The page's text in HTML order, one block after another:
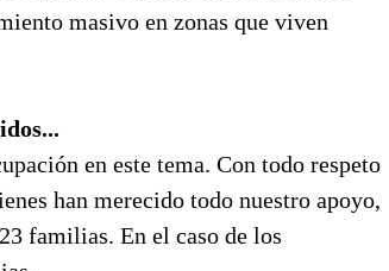
masivo en zonas que viven
en este tema. Con todo respeto
han merecido todo nuestro apoyo,
familias. En el caso de los